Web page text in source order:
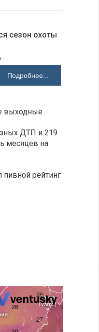
сезон охоты
Подробнее...
выходные
ДТП и 219
месяцев на
пивной рейтинг